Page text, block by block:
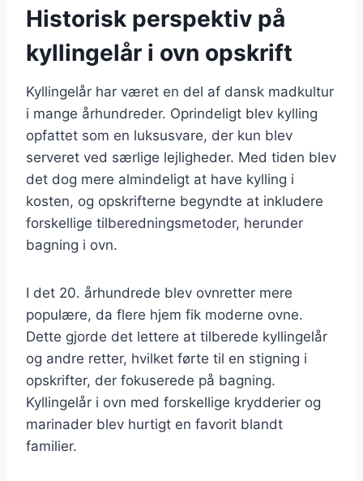
Historisk perspektiv på
kyllingelår i ovn opskrift
Kyllingelår har været en del af dansk madkultur
i mange århundreder. Oprindeligt blev kylling
opfattet som en luksusvare, der kun blev
serveret ved særlige lejligheder. Med tiden blev
det dog mere almindeligt at have kylling i
kosten, og opskrifterne begyndte at inkludere
forskellige tilberedningsmetoder, herunder
bagning i ovn.
I det 20. århundrede blev ovnretter mere
populære, da flere hjem fik moderne ovne.
Dette gjorde det lettere at tilberede kyllingelår
og andre retter, hvilket førte til en stigning i
opskrifter, der fokuserede på bagning.
Kyllingelår i ovn med forskellige krydderier og
marinader blev hurtigt en favorit blandt
familier.